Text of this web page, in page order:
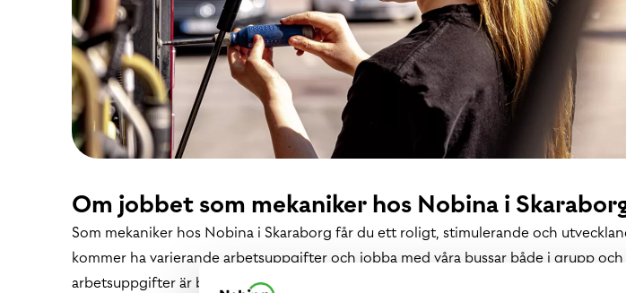
Om jobbet som mekaniker hos Nobina i
Som mekaniker hos Nobina i Skaraborg får du ett roligt, stimulerande och
kommer ha varierande arbetsuppgifter och jobba med våra bussar både i grupp
arbetsuppgifter är bland annat att genomföra service, reparationer och felsökningar